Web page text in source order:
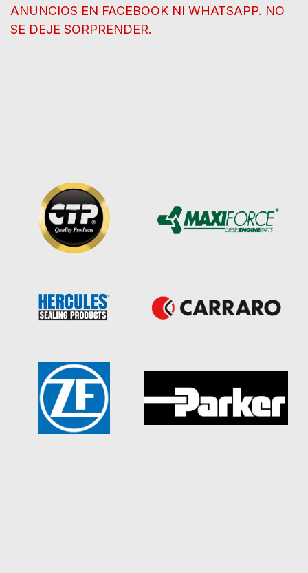
ANUNCIOS EN FACEBOOK NI WHATSAPP. NO
SE DEJE SORPRENDER.